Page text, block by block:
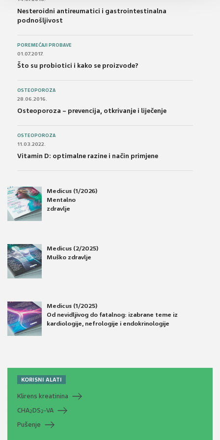
Nesteroidni antireumatici i gastrointestinalna
podnošljivost
POREMEĆAJI PROBAVE
01.07.2017.
Što su probiotici i kako se proizvode?
OSTEOPOROZA
28.06.2016.
Osteoporoza – prevencija, otkrivanje i liječenje
OSTEOPOROZA
11.03.2022.
Vitamin D: optimalne razine i način primjene
Medicus (1/2026)
Mentalno
zdravlje
Medicus (2/2025)
Muško zdravlje
Medicus (1/2025)
Od nevidljivog do fatalnog: izabrane teme iz
kardiologije, nefrologije i endokrinologije
KORISNI ALATI
Klirens kreatinina
CHA2DS2-VA
Pušenje